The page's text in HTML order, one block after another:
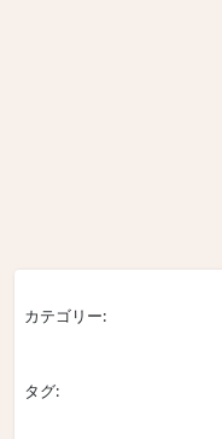
カテゴリー:
タグ: